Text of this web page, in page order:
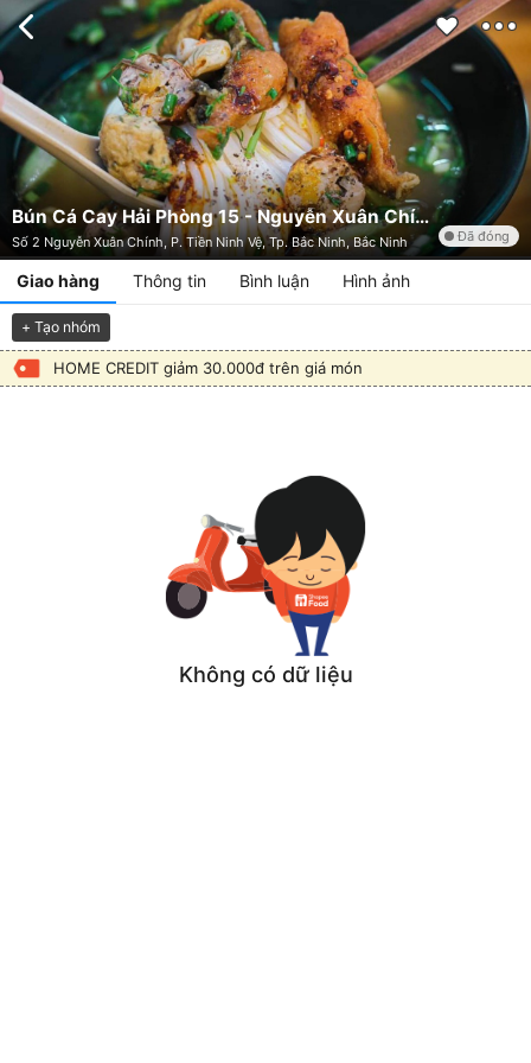
Bún Cá Cay Hải Phòng 15 - Nguyễn Xuân Chính
Số 2 Nguyễn Xuân Chính, P. Tiền Ninh Vệ, Tp. Bắc Ninh, Bắc Ninh Đã đóng
Giao hàng Thông tin Bình luận Hình ảnh
+ Tạo nhóm
HOME CREDIT giảm 30.000đ trên giá món
Không có dữ liệu